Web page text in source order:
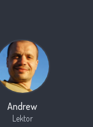
Andrew
Lektor